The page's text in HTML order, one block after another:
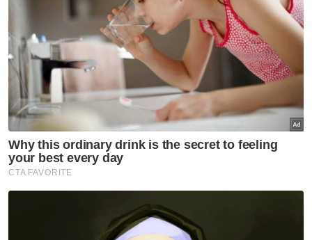
Pertubuhan Kebangkitan Tiga Tangan
Siasatan mendapati, mangsa dikejutkan
daripada tidur, lalu tertuduh melakukan
perbuatan tersebut dalam beberapa
kejadian berasingan di bilik, tandas dan dapur.
Mangsa juga didakwa diugut supaya tidak
mendedahkan kejadian itu kepada sesiapa
Pemeriksaan di Hospital Selayang kemudian
mendapati terdapat kesan kecederaan serta